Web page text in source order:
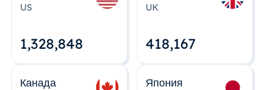
US
1,328,848
UK
418,167
Канада Япония